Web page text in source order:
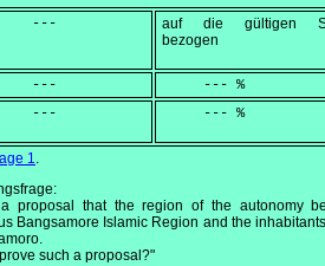
---
auf die gültigen
bezogen
---
     --- %
---
     --- %
1.
proposal that the region of the autonomy
Bangsamore Islamic Region and the
such a proposal?"